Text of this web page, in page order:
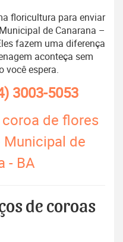
floricultura para enviar
de Canarana –
fazem uma diferença
aconteça sem
você espera.
3003-5053
de flores
de
- BA
de coroas